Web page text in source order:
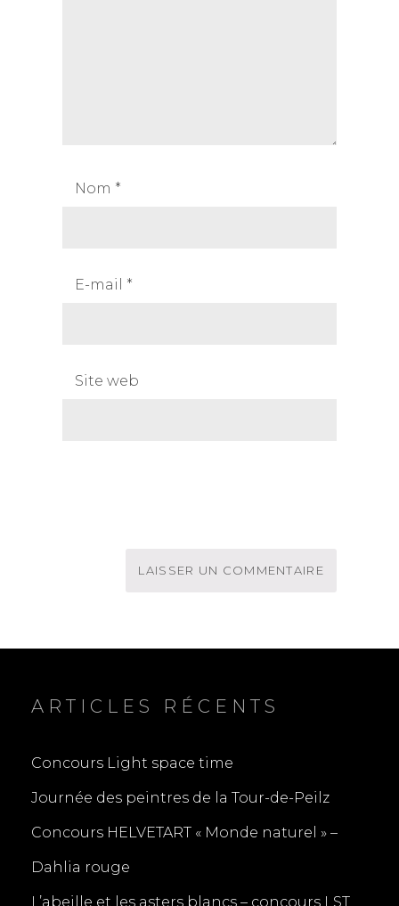
Nom *
E-mail *
Site web
ARTICLES RÉCENTS
Concours Light space time
Journée des peintres de la Tour-de-Peilz
Concours HELVETART « Monde naturel » –
Dahlia rouge
L’abeille et les asters blancs – concours LST